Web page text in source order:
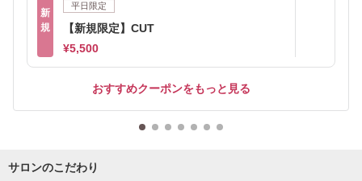
新
規
平日限定
【新規限定】CUT
¥5,500
おすすめクーポンをもっと見る
サロンのこだわり